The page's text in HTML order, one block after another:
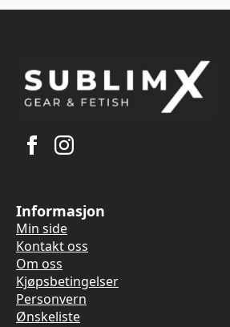
Informasjon
Min side
Kontakt oss
Om oss
Kjøpsbetingelser
Personvern
Ønskeliste